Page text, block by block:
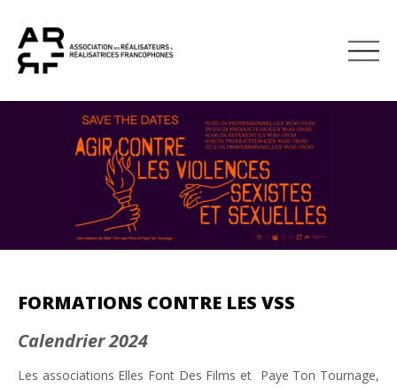
FORMATIONS CONTRE LES VSS
Calendrier 2024
Les associations Elles Font Des Films et Paye Ton Tournage,